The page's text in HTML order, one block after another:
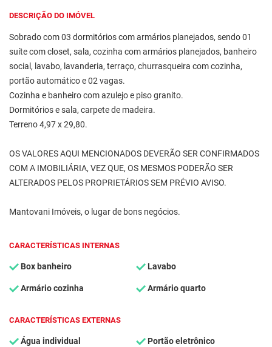
DESCRIÇÃO DO IMÓVEL
Sobrado com 03 dormitórios com armários planejados, sendo 01
suíte com closet, sala, cozinha com armários planejados, banheiro
social, lavabo, lavanderia, terraço, churrasqueira com cozinha,
portão automático e 02 vagas.
Cozinha e banheiro com azulejo e piso granito.
Dormitórios e sala, carpete de madeira.
Terreno 4,97 x 29,80.
OS VALORES AQUI MENCIONADOS DEVERÃO SER CONFIRMADOS
COM A IMOBILIÁRIA, VEZ QUE, OS MESMOS PODERÃO SER
ALTERADOS PELOS PROPRIETÁRIOS SEM PRÉVIO AVISO.
Mantovani Imóveis, o lugar de bons negócios.
CARACTERÍSTICAS INTERNAS
Box banheiro Lavabo
Armário cozinha Armário quarto
CARACTERÍSTICAS EXTERNAS
Água individual Portão eletrônico